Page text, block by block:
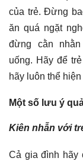
của trẻ.Đừng
ăn quá ngặt
đừng cằn
uống. Hãy để
hãy luôn thể
Một số lưu ý
Kiên nhẫn với
Cả gia đình hãy